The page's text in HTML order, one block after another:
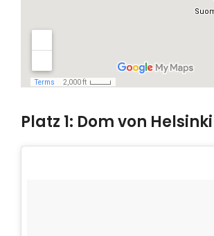
Platz 1: Dom von Helsinki